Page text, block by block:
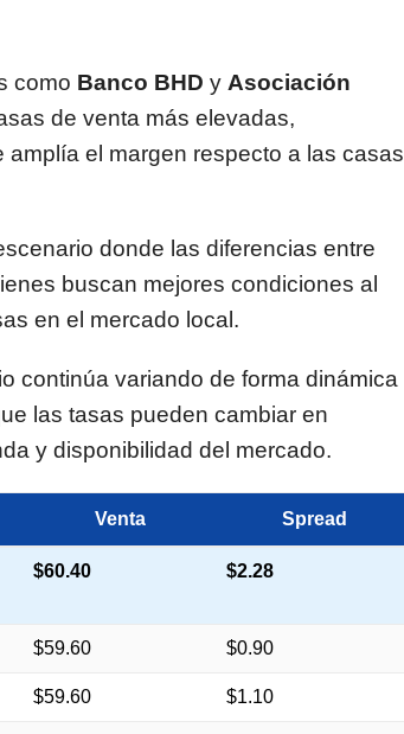
como Banco BHD y Asociación
de venta más elevadas,
amplía el margen respecto a las casas
donde las diferencias entre
buscan mejores condiciones al
en el mercado local.
continúa variando de forma dinámica
las tasas pueden cambiar en
y disponibilidad del mercado.
Venta Spread
$60.40 $2.28
$59.60 $0.90
$59.60 $1.10